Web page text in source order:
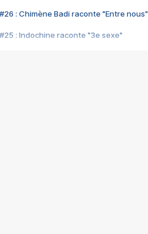
#26 : Chimène Badi raconte "Entre nous"
#25 : Indochine raconte "3e sexe"